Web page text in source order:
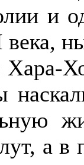
и
Хара-
а